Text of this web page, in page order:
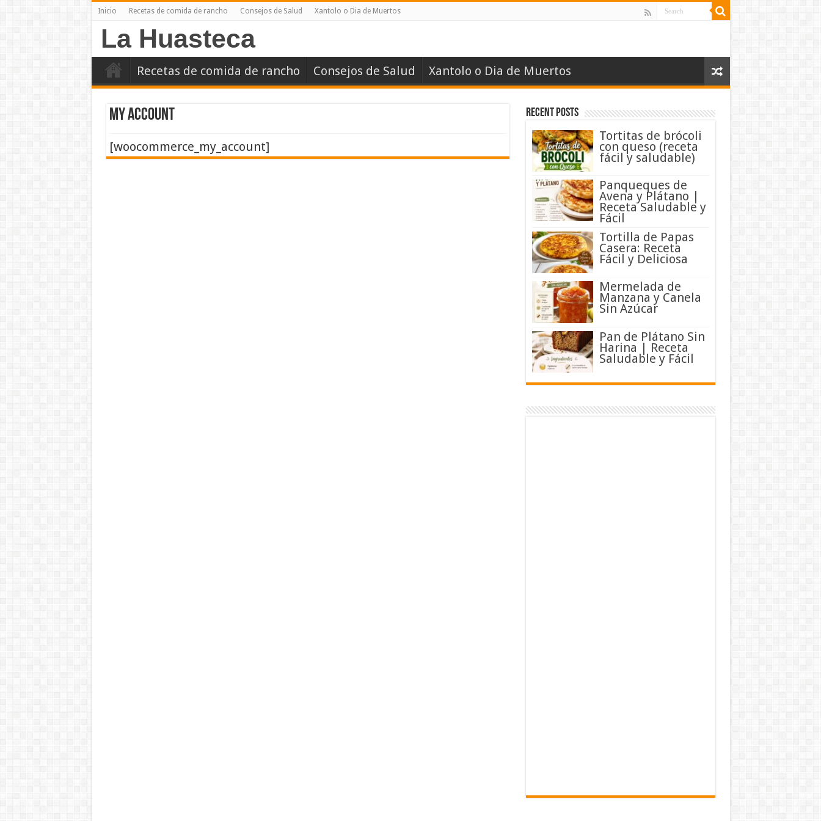
Inicio Recetas de comida de rancho Consejos de Salud Xantolo o Dia de Muertos
La Huasteca
Recetas de comida de rancho Consejos de Salud Xantolo o Dia de Muertos
My account
[woocommerce_my_account]
Recent Posts
Tortitas de brócoli
con queso (receta
fácil y saludable)
Panqueques de
Avena y Plátano |
Receta Saludable y
Fácil
Tortilla de Papas
Casera: Receta
Fácil y Deliciosa
Mermelada de
Manzana y Canela
Sin Azúcar
Pan de Plátano Sin
Harina | Receta
Saludable y Fácil